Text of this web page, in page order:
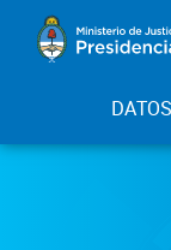
DATOS